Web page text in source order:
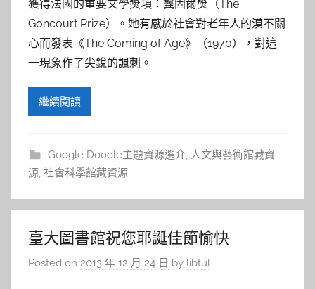
獲得法國的重要文學獎項：龔固爾獎（The
Goncourt Prize）。她有感於社會對老年人的漠不關
心而發表《The Coming of Age》（1970），對這
一現象作了尖銳的諷刺。
繼續閱讀
Google Doodle主題資源選介, 人文與藝術館藏資
源, 社會科學館藏資源
臺大圖書館祝您耶誕佳節愉快
Posted on 2013 年 12 月 24 日 by libtul